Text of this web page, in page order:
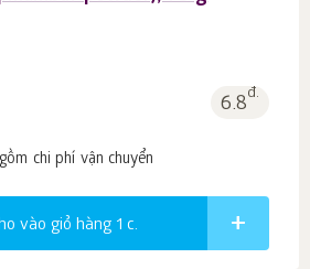
6.8đ.
chi phí vận chuyển
vào giỏ hàng 1 c.